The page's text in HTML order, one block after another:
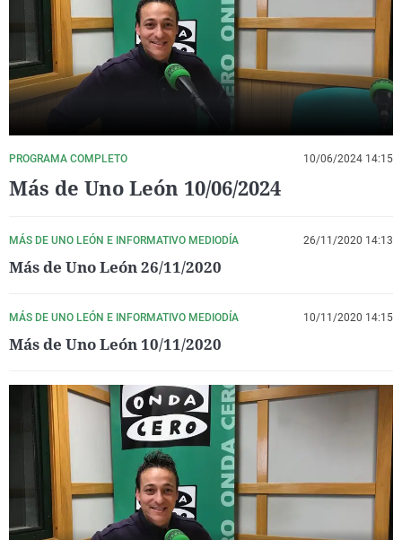
La rosa de los vientos
Como el perro y el
Caso
Equipo de
Operación Viuda
Extremadura
La Rioja
Navarra
País Vasco
Virales
Elecciones
PROGRAMA COMPLETO 10/06/2024 14:15
Más de Uno León 10/06/2024
MÁS DE UNO LEÓN E INFORMATIVO MEDIODÍA 26/11/2020 14:13
Más de Uno León 26/11/2020
MÁS DE UNO LEÓN E INFORMATIVO MEDIODÍA 10/11/2020 14:15
Más de Uno León 10/11/2020